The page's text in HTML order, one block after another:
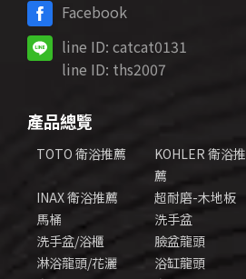
Facebook
line ID: catcat0131
line ID: ths2007
產品總覽
TOTO 衛浴推薦
KOHLER 衛浴推
薦
INAX 衛浴推薦
超耐磨-木地板
馬桶
洗手盆
洗手盆/浴櫃
臉盆龍頭
淋浴龍頭/花灑
浴缸龍頭